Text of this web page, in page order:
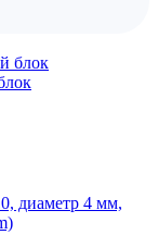
диаметр 4 мм,